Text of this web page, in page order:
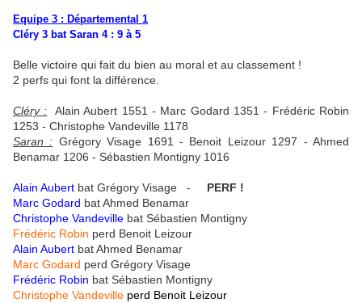
Equipe 3 : Départemental 1
Cléry 3 bat Saran 4 : 9 à 5
Belle victoire qui fait du bien au moral et au classement !
2 perfs qui font la différence.
Cléry : Alain Aubert 1551 - Marc Godard 1351 - Frédéric Robin
1253 - Christophe Vandeville 1178
Saran : Grégory Visage 1691 - Benoit Leizour 1297 - Ahmed
Benamar 1206 - Sébastien Montigny 1016
Alain Aubert bat Grégory Visage - PERF !
Marc Godard bat Ahmed Benamar
Christophe Vandeville bat Sébastien Montigny
Frédéric Robin perd Benoit Leizour
Alain Aubert bat Ahmed Benamar
Marc Godard perd Grégory Visage
Frédéric Robin bat Sébastien Montigny
Christophe Vandeville perd Benoit Leizour